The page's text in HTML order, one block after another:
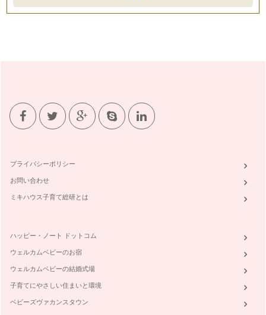
プライバシーポリシー
お問い合わせ
ミキハウス子育て総研とは
ハッピー・ノート ドットコム
ウェルカムベビーのお宿
ウェルカムベビーの結婚式場
子育てにやさしい住まいと環境
ベビーズヴァカンスタウン